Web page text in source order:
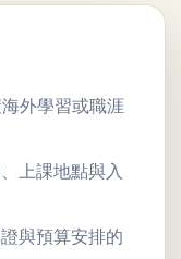
外學習或職涯
上課地點與入
與預算安排的